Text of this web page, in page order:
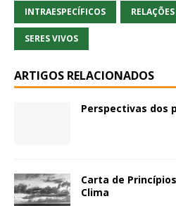
INTRAESPECÍFICOS
SERES VIVOS
ARTIGOS RELACIONADOS
Perspectivas dos
Carta de
Clima